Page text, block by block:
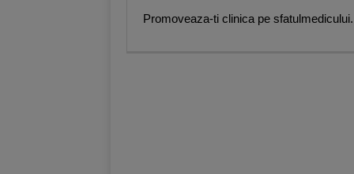
Promoveaza-ti clinica pe